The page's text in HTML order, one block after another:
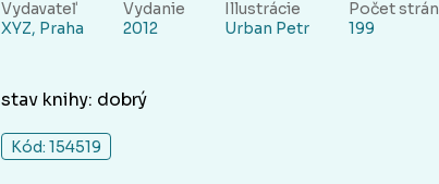
Vydavateľ
XYZ, Praha
Vydanie
2012
Illustrácie
Urban Petr
Počet strán
199
stav knihy: dobrý
Kód: 154519